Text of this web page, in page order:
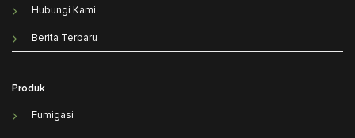
Hubungi Kami
Berita Terbaru
Produk
Fumigasi